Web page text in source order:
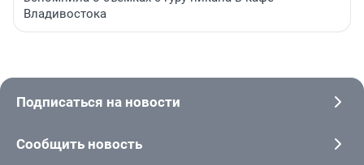
Владивостока
Подписаться на новости
Сообщить новость